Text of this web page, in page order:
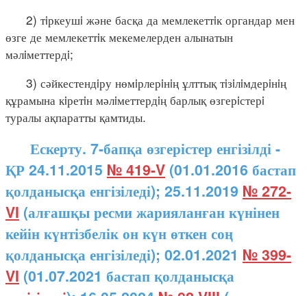
2) тiркеушi және басқа да мемлекеттiк органдар мен
өзге де мемлекеттiк мекемелерден алынатын
мәлiметтердi;
3) сәйкестендiру нөмiрлерiнiң ұлттық тiзiлiмдерiнiң
құрамына кiретiн мәлiметтердiң барлық өзгерiстерi
туралы ақпаратты қамтиды.
Ескерту. 7-бапқа өзгерістер енгізілді -
ҚР 24.11.2015 № 419-V (01.01.2016 бастап
қолданысқа енгізіледі); 25.11.2019 № 272-
VI (алғашқы ресми жарияланған күнінен
кейін күнтізбелік он күн өткен соң
қолданысқа енгізіледі); 02.01.2021 № 399-
VI (01.07.2021 бастап қолданысқа